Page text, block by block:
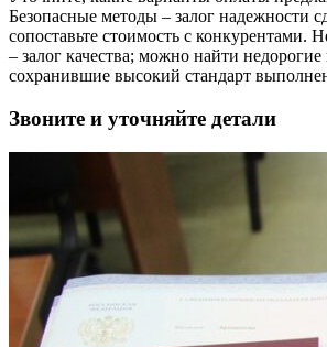
Безопасные методы – залог надежности
сопоставьте стоимость с конкурентами.
– залог качества; можно найти
сохранившие высокий стандарт
Звоните и уточняйте детали